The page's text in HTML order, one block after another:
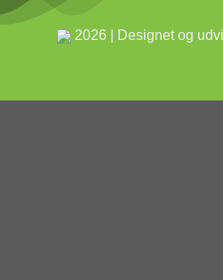
2026 | Designet og